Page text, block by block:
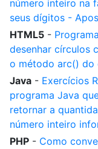
número inteiro na
seus dígitos -
HTML5 -
desenhar círculos
o método arc() do
Java - Exercícios
programa Java
retornar a
número inteiro
PHP - Como